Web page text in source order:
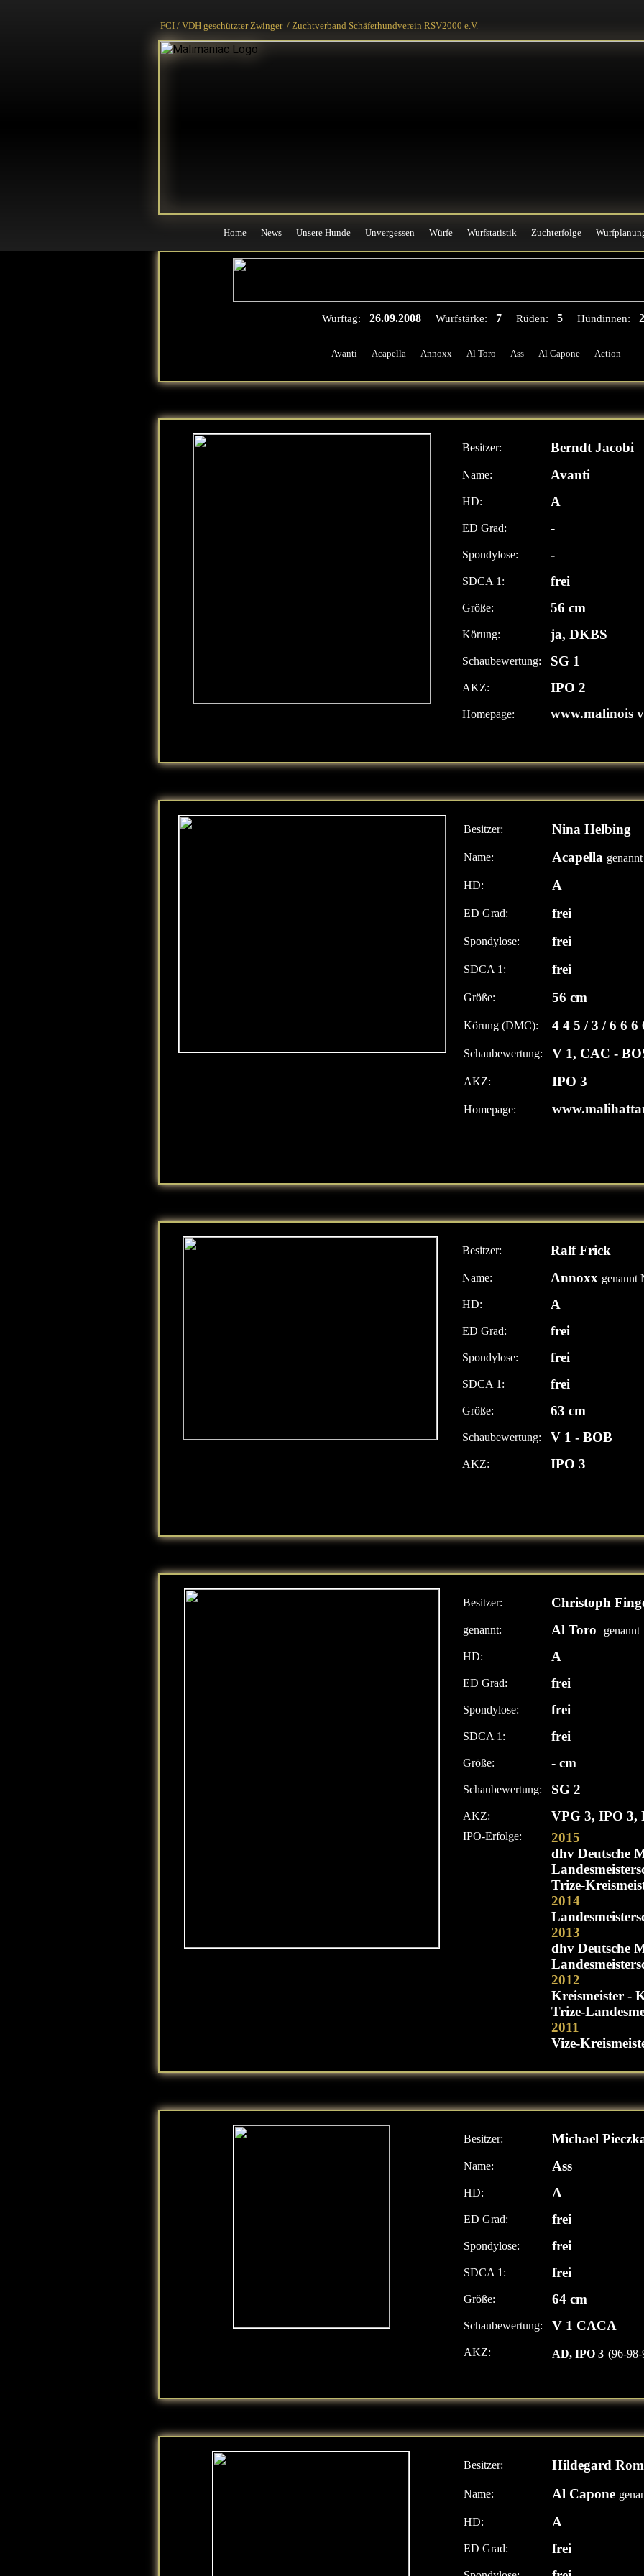
Besitzer: Berndt Jacobi
Name: Avanti
HD: A
ED Grad: -
Spondylose: -
SDCA 1: frei
Größe: 56 cm
Körung: ja, DKBS
Schaubewertung: SG 1
AKZ: IPO 2
Homepage: www.malinois
Wurftag: 26.09.2008 Wurfstärke: 7 Rüden: 5 Hündinnen: 2
Avanti Acapella Annoxx Al Toro Ass Al Capone Action
Besitzer: Nina Helbing
Name: Acapella
HD: A
ED Grad: frei
Spondylose: frei
SDCA 1: frei
Größe: 56 cm
Körung (DMC): 4 4 5 / 3 / 6 6 6
Schaubewertung: V 1, CAC -
AKZ: IPO 3
Homepage:
Besitzer: Ralf Frick
Name: Annoxx genannt
HD: A
ED Grad: frei
Spondylose: frei
SDCA 1: frei
Größe: 63 cm
Schaubewertung: V 1 - BOB
AKZ: IPO 3
Besitzer: Christoph
genannt: Al Toro genannt
HD: A
ED Grad: frei
Spondylose: frei
SDCA 1: frei
Größe: - cm
Schaubewertung: SG 2
AKZ: VPG 3, IPO 3,
IPO-Erfolge:
2015
dhv Deutsche
Trize-
2014
2013
dhv Deutsche
2012
Kreismeister -
Trize-
2011
Vize-
Besitzer: Michael
Name: Ass
HD: A
ED Grad: frei
Spondylose: frei
SDCA 1: frei
Größe: 64 cm
Schaubewertung: V 1 CACA
AKZ: AD, IPO 3 (96-
Besitzer: Hildegard
Name: Al Capone
HD: A
ED Grad: frei
Home News Unsere Hunde Unvergessen Würfe Wurfstatistik
FCI / VDH geschützter Zwinger / Zuchtverband Schäferhundverein RSV2000 e.V.
Home News Unsere Hunde Unvergessen Würfe Wurfstatistik Zuchterfolge